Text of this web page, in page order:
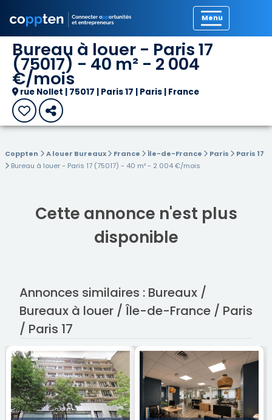
Bureau à louer - Paris 17
(75017) - 40 m² - 2 004
€/mois
rue Nollet | 75017 | Paris 17 | Paris | France
Coppten A louer Bureaux France Île-de-France Paris
Paris 17
Bureau à louer - Paris 17 (75017) - 40 m² - 2 004 €/mois
Cette annonce n'est plus
disponible
Annonces similaires : Bureaux /
Bureaux à louer / Île-de-France / Paris
/ Paris 17